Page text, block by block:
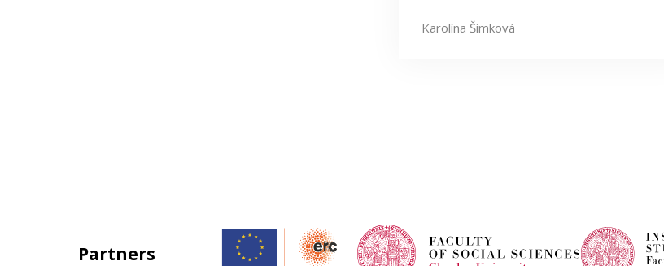
Karolína Šimková
Partners